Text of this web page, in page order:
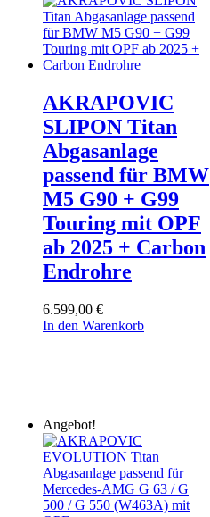
AKRAPOVIC
SLIPON Titan
Abgasanlage
passend für BMW
M5 G90 + G99
Touring mit OPF
ab 2025 + Carbon
Endrohre
6.599,00 €
In den Warenkorb
Angebot!